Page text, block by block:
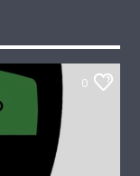
0